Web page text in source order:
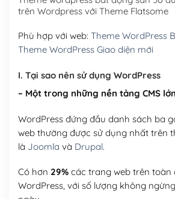
Hosting 2GB SSD (1 năm)
Hosting 3GB SSD (1 năm)
Hosting 5GB SSD (1 năm)
Hosting 8GB SSD (1 năm)
trên Wordpress với Theme Flatsome
Phù hợp với web: Theme WordPress
Theme WordPress Giao diện mới
I. Tại sao nên sử dụng WordPress
– Một trong những nền tảng CMS
WordPress đứng đầu danh sách ba
web thường được sử dụng nhất trên
là Joomla và Drupal.
Có hơn 29%các trang web trên toàn
WordPress, với số lượng không